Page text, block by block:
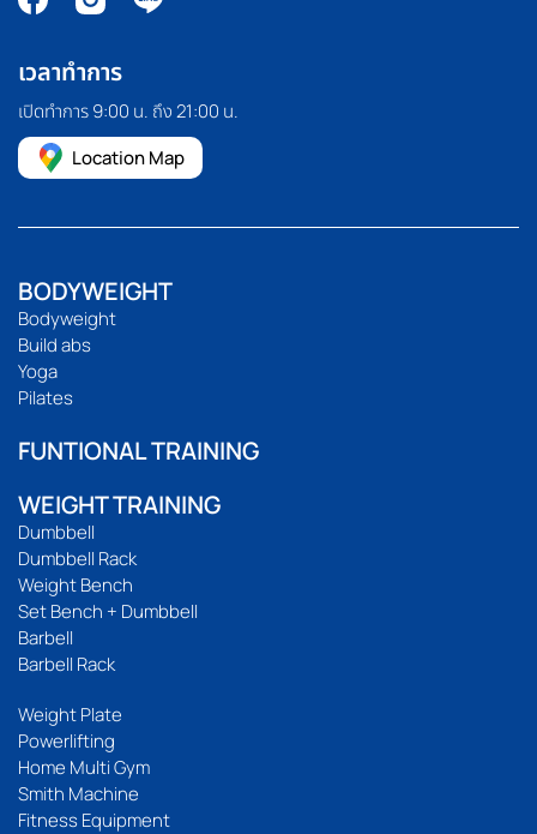
เวลาทำการ
เปิดทำการ 9:00 น. ถึง 21:00 น.
Location Map
BODYWEIGHT
Bodyweight
Build abs
Yoga
Pilates
FUNTIONAL TRAINING
WEIGHT TRAINING
Dumbbell
Dumbbell Rack
Weight Bench
Set Bench + Dumbbell
Barbell
Barbell Rack
Weight Plate
Powerlifting
Home Multi Gym
Smith Machine
Fitness Equipment